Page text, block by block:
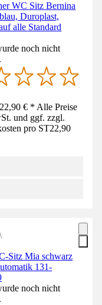
WC Sitz Bernina
Duroplast,
alle Standard
noch nicht
€ * Alle Preise
und ggf. zzgl.
pro ST22,90
Sitz Mia schwarz
131-
noch nicht